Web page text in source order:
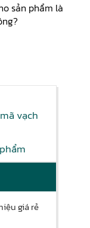
sản phẩm là
mã vạch
giá rẻ